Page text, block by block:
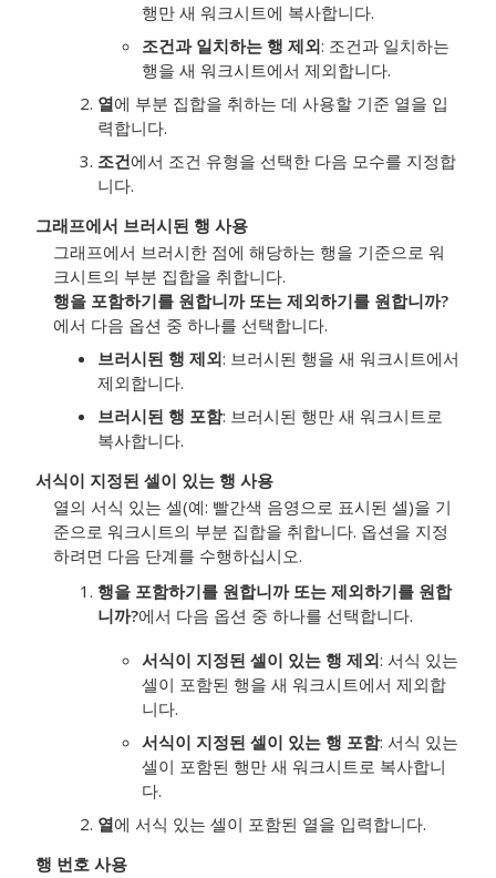
행만 새 워크시트에 복사합니다.
조건과 일치하는 행 제외: 조건과 일치하는
행을 새 워크시트에서 제외합니다.
열에 부분 집합을 취하는 데 사용할 기준 열을 입
력합니다.
조건에서 조건 유형을 선택한 다음 모수를 지정합
니다.
그래프에서 브러시된 행 사용
그래프에서 브러시한 점에 해당하는 행을 기준으로 워
크시트의 부분 집합을 취합니다.
행을 포함하기를 원합니까 또는 제외하기를 원합니까?
에서 다음 옵션 중 하나를 선택합니다.
브러시된 행 제외: 브러시된 행을 새 워크시트에서
제외합니다.
브러시된 행 포함: 브러시된 행만 새 워크시트로
복사합니다.
서식이 지정된 셀이 있는 행 사용
열의 서식 있는 셀(예: 빨간색 음영으로 표시된 셀)을 기
준으로 워크시트의 부분 집합을 취합니다. 옵션을 지정
하려면 다음 단계를 수행하십시오.
행을 포함하기를 원합니까 또는 제외하기를 원합
니까?에서 다음 옵션 중 하나를 선택합니다.
서식이 지정된 셀이 있는 행 제외: 서식 있는
셀이 포함된 행을 새 워크시트에서 제외합
니다.
서식이 지정된 셀이 있는 행 포함: 서식 있는
셀이 포함된 행만 새 워크시트로 복사합니
다.
열에 서식 있는 셀이 포함된 열을 입력합니다.
행 번호 사용